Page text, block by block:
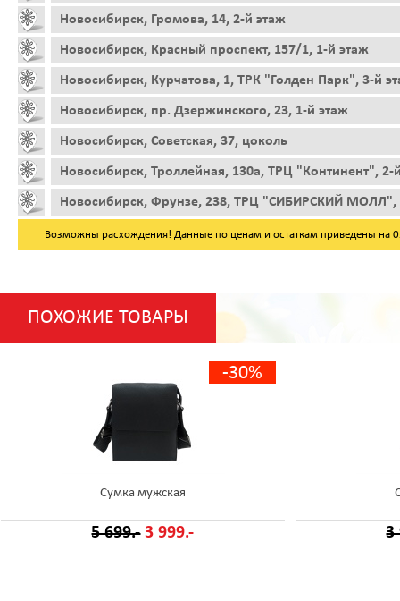
Новосибирск, Громова, 14, 2-й этаж
Новосибирск, Красный проспект, 157/1, 1-й этаж
Новосибирск, Курчатова, 1, ТРК "Голден Парк", 3-й
Новосибирск, пр. Дзержинского, 23, 1-й этаж
Новосибирск, Советская, 37, цоколь
Новосибирск, Троллейная, 130а, ТРЦ "Континент", 2-
Новосибирск, Фрунзе, 238, ТРЦ "СИБИРСКИЙ МОЛЛ",
Возможны расхождения! Данные по ценам и остаткам приведены на
ПОХОЖИЕ ТОВАРЫ
-30%
Сумка мужская
5 699.- 3 999.- 3